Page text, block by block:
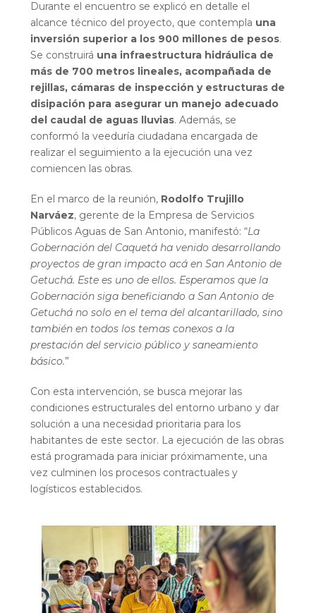
Durante el encuentro se explicó en detalle el
alcance técnico del proyecto, que contempla una
inversión superior a los 900 millones de pesos.
Se construirá una infraestructura hidráulica de
más de 700 metros lineales, acompañada de
rejillas, cámaras de inspección y estructuras de
disipación para asegurar un manejo adecuado
del caudal de aguas lluvias. Además, se
conformó la veeduría ciudadana encargada de
realizar el seguimiento a la ejecución una vez
comiencen las obras.
En el marco de la reunión, Rodolfo Trujillo
Narváez, gerente de la Empresa de Servicios
Públicos Aguas de San Antonio, manifestó: “La
Gobernación del Caquetá ha venido desarrollando
proyectos de gran impacto acá en San Antonio de
Getuchá. Este es uno de ellos. Esperamos que la
Gobernación siga beneficiando a San Antonio de
Getuchá no solo en el tema del alcantarillado, sino
también en todos los temas conexos a la
prestación del servicio público y saneamiento
básico.”
Con esta intervención, se busca mejorar las
condiciones estructurales del entorno urbano y dar
solución a una necesidad prioritaria para los
habitantes de este sector. La ejecución de las obras
está programada para iniciar próximamente, una
vez culminen los procesos contractuales y
logísticos establecidos.